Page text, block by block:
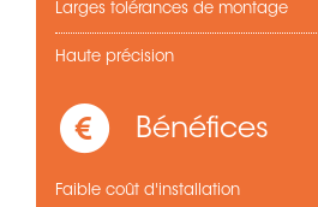
Larges tolérances de montage
Haute précision
Bénéfices
Faible coût d'installation